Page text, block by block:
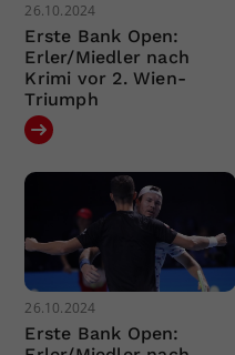
26.10.2024
Erste Bank Open:
Erler/Miedler nach
Krimi vor 2. Wien-
Triumph
26.10.2024
Erste Bank Open: